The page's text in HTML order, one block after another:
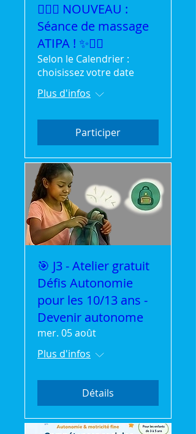
💆‍♀️✨ NOUVEAU :
Séance de massage
ATIPA ! ✨💆‍♂️
Selon le Calendrier :
choisissez votre date
Plus d'infos
Participer
🎯 J3 - Atelier gratuit
Défis Autonomie
pour les 10/13 ans -
Devenir autonome
mer. 05 août
Plus d'infos
Détails